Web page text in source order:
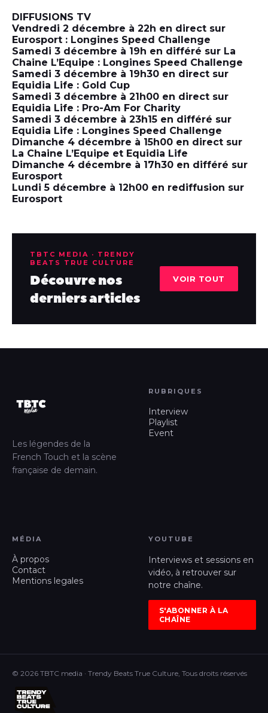
DIFFUSIONS TV
Vendredi 2 décembre à 22h en direct sur
Eurosport : Longines Speed Challenge
Samedi 3 décembre à 19h en différé sur La
Chaine L’Equipe : Longines Speed Challenge
Samedi 3 décembre à 19h30 en direct sur
Equidia Life : Gold Cup
Samedi 3 décembre à 21h00 en direct sur
Equidia Life : Pro-Am For Charity
Samedi 3 décembre à 23h15 en différé sur
Equidia Life : Longines Speed Challenge
Dimanche 4 décembre à 15h00 en direct sur
La Chaine L’Equipe et Equidia Life
Dimanche 4 décembre à 17h30 en différé sur
Eurosport
Lundi 5 décembre à 12h00 en rediffusion sur
Eurosport
TBTC MEDIA · TRENDY
BEATS TRUE CULTURE
Découvre nos
derniers articles
VOIR TOUT
Les légendes de la
French Touch et la scène
française de demain.
RUBRIQUES
Interview
Playlist
Event
MÉDIA
À propos
Contact
Mentions legales
YOUTUBE
Interviews et sessions en
vidéo, à retrouver sur
notre chaîne.
S'ABONNER À LA
CHAÎNE
© 2026 TBTC media · Trendy Beats True Culture, Tous droits réservés